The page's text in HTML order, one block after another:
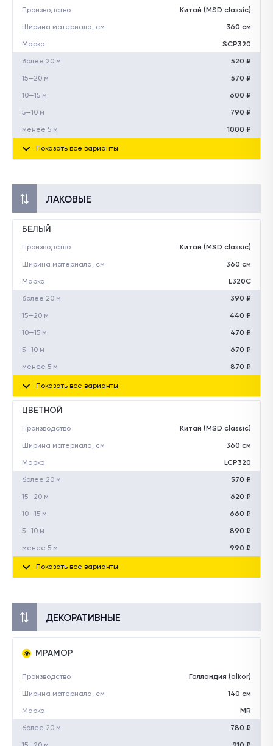
Производство
Китай (MSD classic)
Ширина материала, см
360 см
Марка
SCP320
более 20 м
520 ₽
15—20 м
570 ₽
10—15 м
600 ₽
5—10 м
790 ₽
менее 5 м
1000 ₽
Показать все варианты
ЛАКОВЫЕ
БЕЛЫЙ
Производство
Китай (MSD classic)
Ширина материала, см
360 см
Марка
L320C
более 20 м
390 ₽
15—20 м
440 ₽
10—15 м
470 ₽
5—10 м
670 ₽
менее 5 м
870 ₽
Показать все варианты
ЦВЕТНОЙ
Производство
Китай (MSD classic)
Ширина материала, см
360 см
Марка
LCP320
более 20 м
570 ₽
15—20 м
620 ₽
10—15 м
660 ₽
5—10 м
890 ₽
менее 5 м
990 ₽
Показать все варианты
ДЕКОРАТИВНЫЕ
МРАМОР
Производство
Голландия (alkor)
Ширина материала, см
140 см
Марка
MR
более 20 м
780 ₽